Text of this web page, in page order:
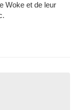
Woke et de leur